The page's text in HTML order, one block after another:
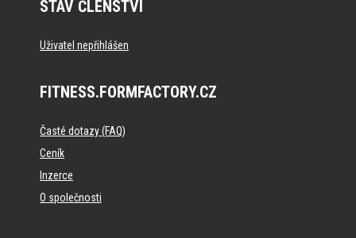
STAV ČLENSTVÍ
Uživatel nepřihlášen
FITNESS.FORMFACTORY.CZ
Časté dotazy (FAQ)
Ceník
Inzerce
O společnosti